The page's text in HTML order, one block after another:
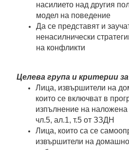
насилието над другия
модел на поведение
Да се представят и
ненасилнически
на конфликти
Целева група и критерии
Лица, извършители на
които се включват в
изпълнение на наложена
чл.5, ал.1, т.5 от ЗЗДН
Лица, които са се
извършители на